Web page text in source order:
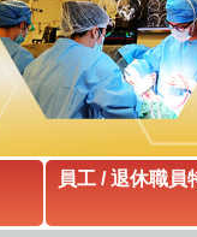
員工 / 退休職員